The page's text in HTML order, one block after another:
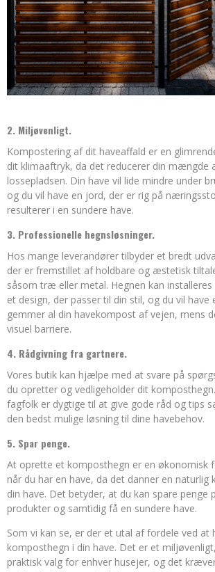
2. Miljøvenligt.
Kompostering af dit haveaffald er en
dit klimaaftryk, da det reducerer din mængde
lossepladsen. Din have vil lide mindre under
og du vil have en jord, der er rig på
resulterer i en sundere have.
3. Professionelle hegnsløsninger.
Hos mange leverandører tilbyder et bredt
der er fremstillet af holdbare og æstetisk
såsom træ eller metal. Hegnen kan
et design, der passer til din stil, og du vil
gemmer al din havekompost af vejen, mens
visuel barriere.
4. Rådgivning fra gartnere.
Vores butik kan hjælpe med at svare på
du opretter og vedligeholder dit
fagfolk er dygtige til at give gode råd og tips
den bedst mulige løsning til dine havebehov.
5. Spar penge.
At oprette et komposthegn er en økonomisk
når du har en have, da det danner en naturlig
din have. Det betyder, at du kan spare penge
produkter og samtidig få en sundere have.
Som vi kan se, er der et utal af fordele ved at
komposthegn i din have. Det er et
praktisk valg for enhver husejer, og det